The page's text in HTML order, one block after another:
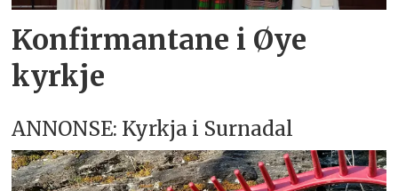
Konfirmantane i Øye
kyrkje
ANNONSE: Kyrkja i Surnadal